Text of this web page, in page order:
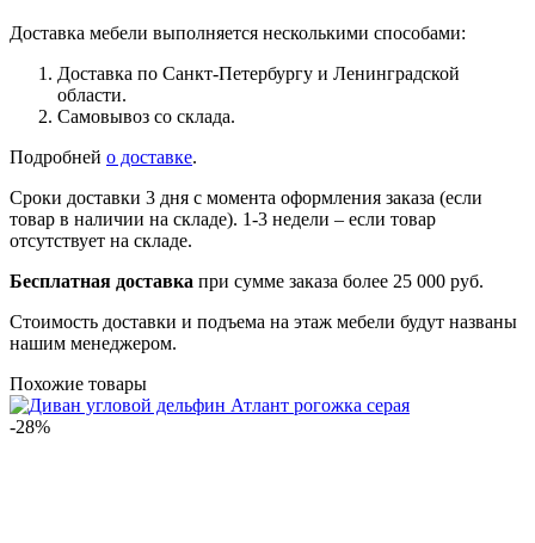
Доставка мебели выполняется несколькими способами:
Доставка по Санкт-Петербургу и Ленинградской
области.
Самовывоз со склада.
Подробней о доставке.
Сроки доставки 3 дня с момента оформления заказа (если
товар в наличии на складе). 1-3 недели – если товар
отсутствует на складе.
Бесплатная доставка при сумме заказа более 25 000 руб.
Стоимость доставки и подъема на этаж мебели будут названы
нашим менеджером.
Похожие товары
-28%